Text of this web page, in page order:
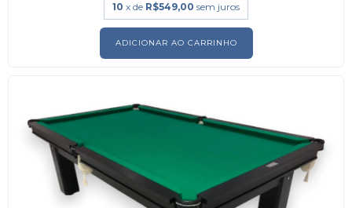
10 x de R$549,00 sem juros
ADICIONAR AO CARRINHO